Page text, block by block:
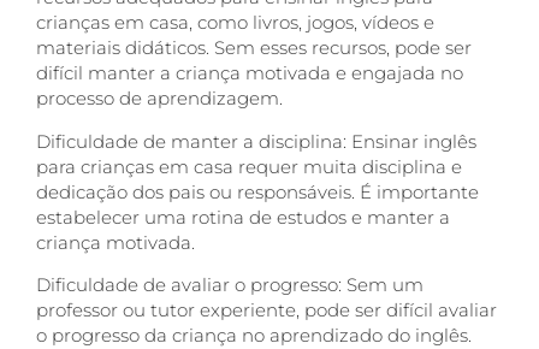
crianças em casa, como livros, jogos, vídeos e
materiais didáticos. Sem esses recursos, pode ser
difícil manter a criança motivada e engajada no
processo de aprendizagem.
Dificuldade de manter a disciplina: Ensinar inglês
para crianças em casa requer muita disciplina e
dedicação dos pais ou responsáveis. É importante
estabelecer uma rotina de estudos e manter a
criança motivada.
Dificuldade de avaliar o progresso: Sem um
professor ou tutor experiente, pode ser difícil avaliar
o progresso da criança no aprendizado do inglês.